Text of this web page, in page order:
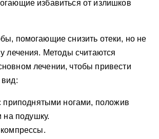
избавиться от излишков
помогающие снизить отеки, но не
лечения. Методы считаются
лечении, чтобы привести
приподнятыми ногами, положив
на подушку.